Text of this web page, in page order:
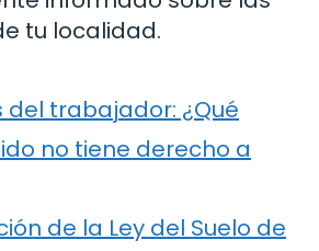
tu localidad.
del trabajador: ¿Qué
no tiene derecho a
de la Ley del Suelo de